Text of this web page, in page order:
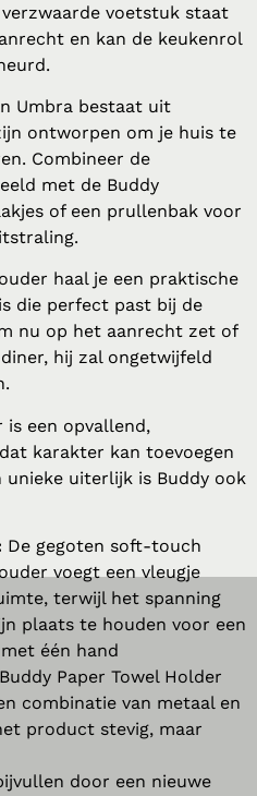
voetstuk staat
en kan de keukenrol
Umbra bestaat uit
ontworpen om je huis te
Combineer de
met de Buddy
of een prullenbak voor
haal je een praktische
die perfect past bij de
nu op het aanrecht zet of
hij zal ongetwijfeld
is een opvallend,
karakter kan toevoegen
unieke uiterlijk is Buddy ook
De gegoten soft-touch
voegt een vleugje
terwijl het spanning
plaats te houden voor een
één hand
Buddy Paper Towel Holder
combinatie van metaal en
product stevig, maar
door een nieuwe